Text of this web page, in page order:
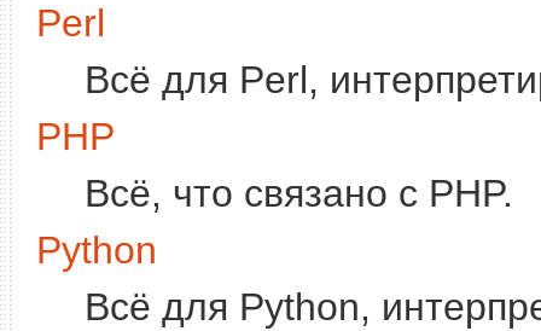
Perl
Всё для Perl,
PHP
Всё, что связано с PHP.
Python
Всё для Python,